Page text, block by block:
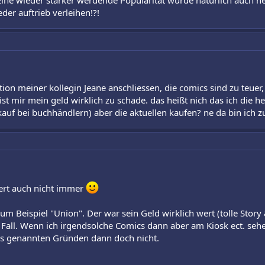
auftrieb verleihen!?!
meiner kollegin Jeane anschliessen, die comics sind zu
mir mein geld wirklich zu schade. das heißt nich das ich die
bei buchhändlern) aber die aktuellen kaufen? ne da bin ich
auch nicht immer
Beispiel "Union". Der war sein Geld wirklich wert (tolle
Wenn ich irgendsolche Comics dann aber am Kiosk ect.
genannten Gründen dann doch nicht.